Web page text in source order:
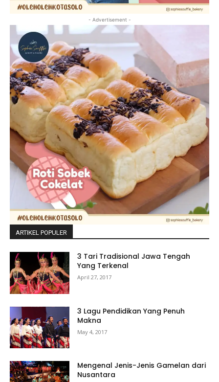
- Advertisement -
ARTIKEL POPULER
3 Tari Tradisional Jawa Tengah
Yang Terkenal
April 27, 2017
3 Lagu Pendidikan Yang Penuh
Makna
May 4, 2017
Mengenal Jenis-Jenis Gamelan dari
Nusantara